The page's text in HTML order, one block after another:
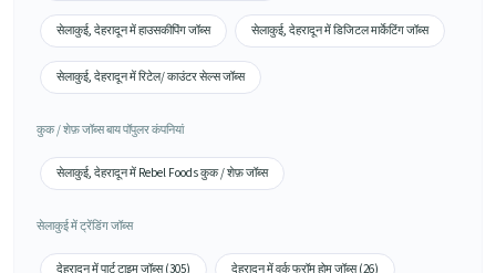
सेलाकुई, देहरादून में हाउसकीपिंग जॉब्स सेलाकुई, देहरादून में डिजिटल मार्केटिंग जॉब्स
सेलाकुई, देहरादून में रिटेल/ काउंटर सेल्स जॉब्स
कुक / शेफ़ जॉब्स बाय पॉपुलर कंपनियां
सेलाकुई, देहरादून में Rebel Foods कुक / शेफ़ जॉब्स
सेलाकुई में ट्रेंडिंग जॉब्स
देहरादून में पार्ट टाइम जॉब्स (305) देहरादून में वर्क फ्रॉम होम जॉब्स (26)